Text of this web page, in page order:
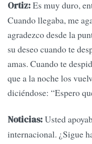
Ortiz:Es muy duro,
Cuando llegaba, me
agradezco desde la
su deseo cuando te
amas. Cuando te
que a la noche los
diciéndose: “Espero
Noticias:Usted
internacional. ¿Sigue